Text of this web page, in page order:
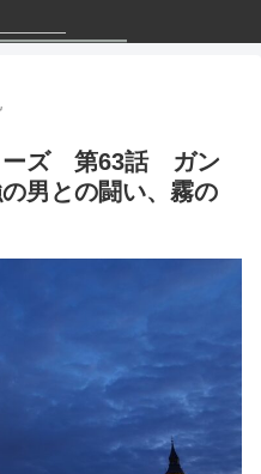
ーズ 第63話 ガン
男との闘い、霧の